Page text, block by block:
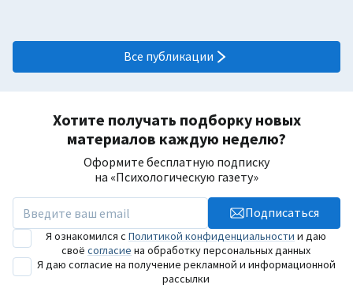
Все публикации
Хотите получать подборку новых
материалов каждую неделю?
Оформите бесплатную подписку
на «Психологическую газету»
Подписаться
Я ознакомился с Политикой конфиденциальности и даю
своё согласие на обработку персональных данных
Я даю согласие на получение рекламной и информационной
рассылки